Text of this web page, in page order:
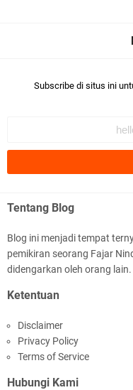
Subscribe di situs ini
Tentang Blog
Blog ini menjadi tempat
pemikiran seorang Fajar
didengarkan oleh orang lain.
Ketentuan
Disclaimer
Privacy Policy
Terms of Service
Hubungi Kami